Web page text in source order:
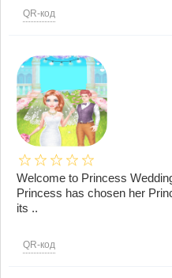
QR-код
Welcome to Princess
Princess has chosen her
its ..
QR-код